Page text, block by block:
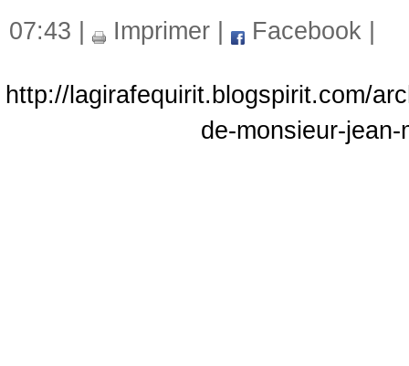
07:43 |
Imprimer Facebook
http://lagirafequirit.blogspirit.com/
de-monsieur-